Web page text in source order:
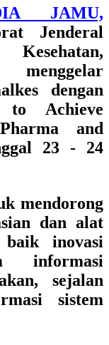
JAMU,
Jenderal
menggelar
dengan
to Achieve
and
23 - 24
mendorong
dan alat
baik inovasi
informasi
sejalan
sistem